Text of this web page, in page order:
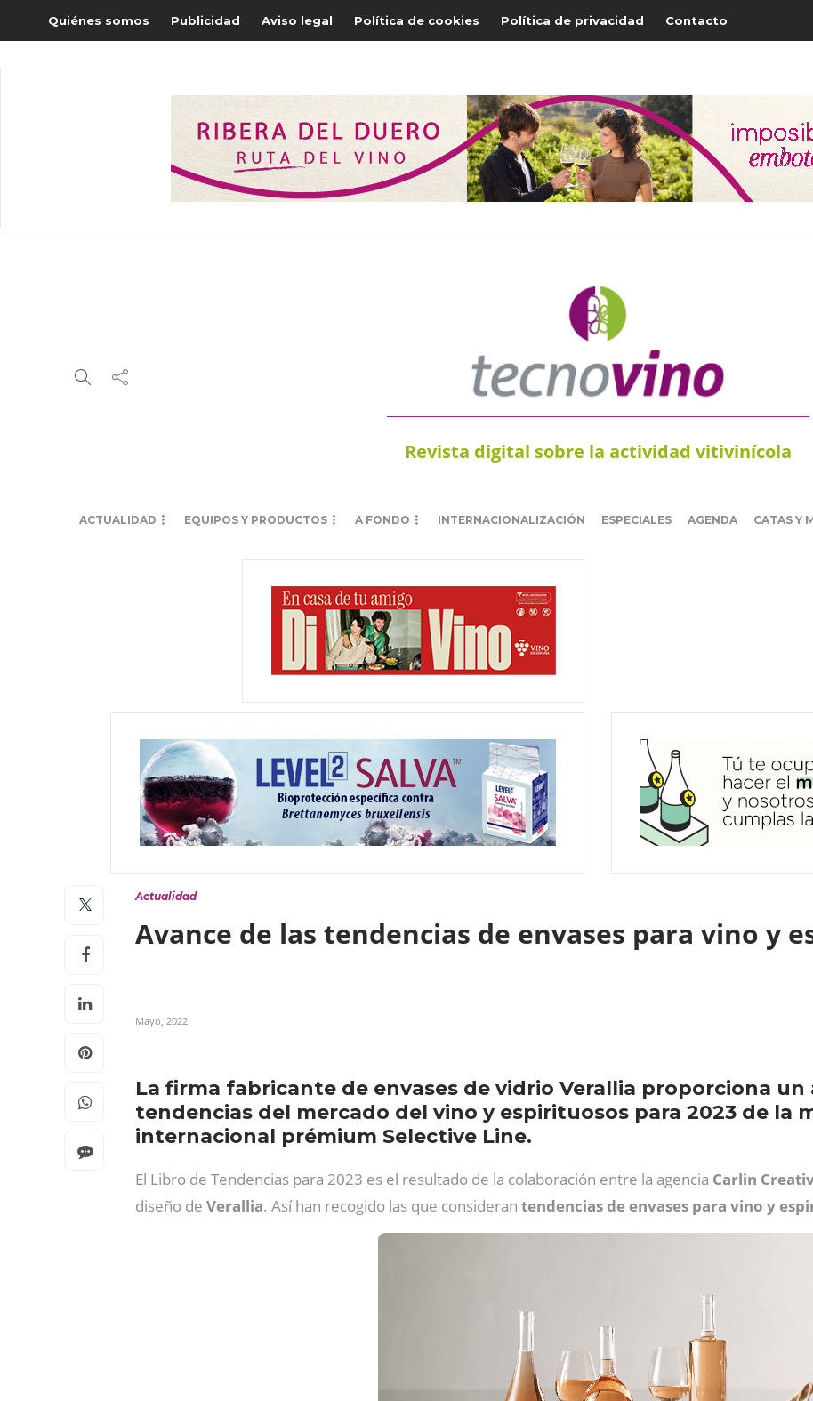
Quiénes somos Publicidad Aviso legal Política de cookies Política de privacidad Contacto
Revista digital sobre la actividad vitivinícola
ACTUALIDAD EQUIPOS Y PRODUCTOS A FONDO INTERNACIONALIZACIÓN ESPECIALES AGENDA CATAS Y
Actualidad
Avance de las tendencias de envases para vino y
Mayo, 2022
La firma fabricante de envases de vidrio Verallia proporciona un
tendencias del mercado del vino y espirituosos para 2023 de la
internacional prémium Selective Line.
El Libro de Tendencias para 2023 es el resultado de la colaboración entre la agencia Carlin
diseño de Verallia. Así han recogido las que consideran tendencias de envases para vino y